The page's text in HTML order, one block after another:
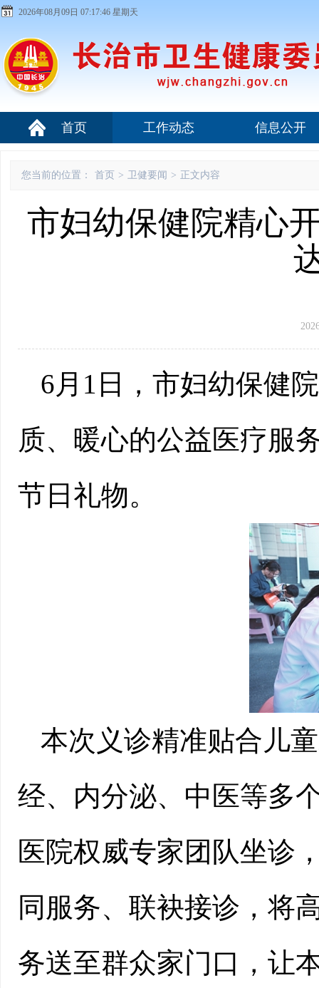
2026年08月09日 07:17:46 星期天
首页 工作动态 信息公开
您当前的位置： 首页 > 卫健要闻 > 正文内容
市妇幼保健院精心
6月1日，市妇幼保健
质、暖心的公益医疗服
节日礼物。
本次义诊精准贴合儿
经、内分泌、中医等多
医院权威专家团队坐诊
同服务、联袂接诊，将
务送至群众家门口，让